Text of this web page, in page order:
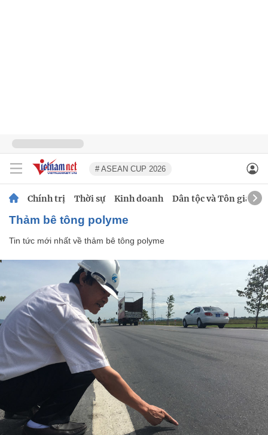
# ASEAN CUP 2026
Chính trị Thời sự Kinh doanh Dân tộc và Tôn giáo
thảm bê tông polyme
Tin tức mới nhất về thảm bê tông polyme